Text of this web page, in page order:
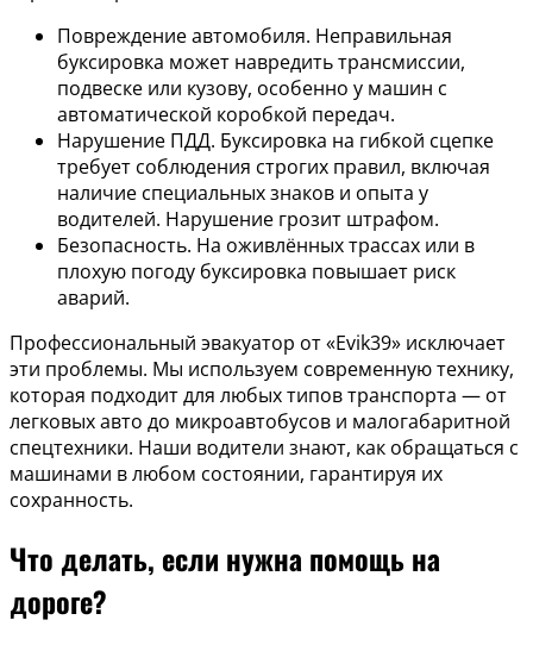
Повреждение автомобиля. Неправильная
буксировка может навредить трансмиссии,
подвеске или кузову, особенно у машин с
автоматической коробкой передач.
Нарушение ПДД. Буксировка на гибкой сцепке
требует соблюдения строгих правил, включая
наличие специальных знаков и опыта у
водителей. Нарушение грозит штрафом.
Безопасность. На оживлённых трассах или в
плохую погоду буксировка повышает риск
аварий.
Профессиональный эвакуатор от «Evik39» исключает
эти проблемы. Мы используем современную технику,
которая подходит для любых типов транспорта — от
легковых авто до микроавтобусов и малогабаритной
спецтехники. Наши водители знают, как обращаться с
машинами в любом состоянии, гарантируя их
сохранность.
Что делать, если нужна помощь на
дороге?